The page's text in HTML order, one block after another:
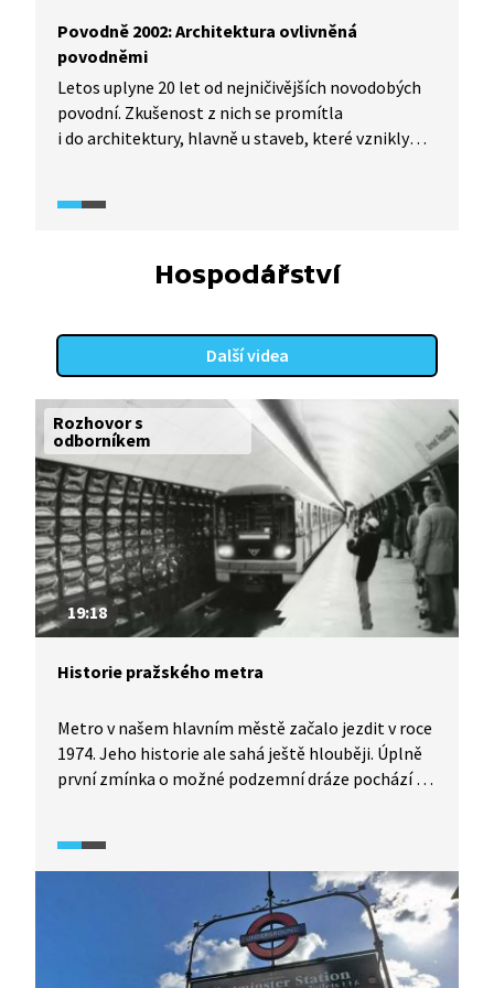
Povodně 2002: Architektura ovlivněná
povodněmi
Letos uplyne 20 let od nejničivějších novodobých
povodní. Zkušenost z nich se promítla
i do architektury, hlavně u staveb, které vznikly
hladiny počítá a má svá vlastní opatření.
Hospodářství
Další videa
Rozhovor s
odborníkem
19:18
Historie pražského metra
Metro v našem hlavním městě začalo jezdit v roce
1974. Jeho historie ale sahá ještě hlouběji. Úplně
první zmínka o možné podzemní dráze pochází již
a po válce nebyl na výstavbu dostatek finančních
prostředků. Výstavba tak započala až v 60. letech.
Dne 9. května 1974 se pak poprvé otevřely dveře
pražského metra prvním cestujícím. O historii
pražského metra hovoří vedoucí archivu
Dopravního podniku hl. m Prahy Pavel Fojtík